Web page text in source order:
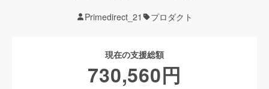
Primedirect_21 プロダクト
現在の支援総額
730,560円